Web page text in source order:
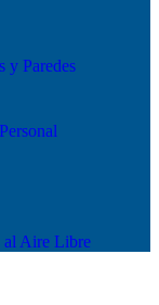
y Paredes
al Aire Libre